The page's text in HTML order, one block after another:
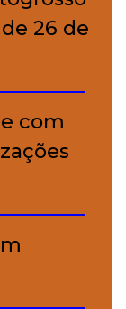
a
26 de
com